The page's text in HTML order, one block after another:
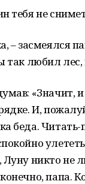
тебя не
– засмеялся
так любил
«Значит,
И,
беда.
никто не
папа.